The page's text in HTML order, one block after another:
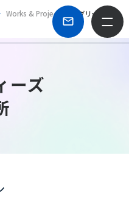
Works & Projects
グリーンシ
ーズ